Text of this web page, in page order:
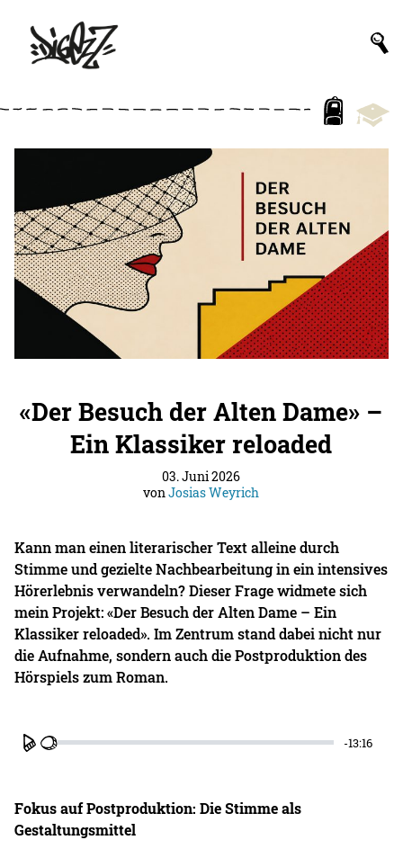
«Der Besuch der Alten Dame» –
Ein Klassiker reloaded
03. Juni 2026
vonJosias Weyrich
Kann man einen literarischer Text alleine durch
Stimme und gezielte Nachbearbeitung in ein intensives
Hörerlebnis verwandeln? Dieser Frage widmete sich
mein Projekt: «Der Besuch der Alten Dame – Ein
Klassiker reloaded». Im Zentrum stand dabei nicht nur
die Aufnahme, sondern auch die Postproduktion des
Hörspiels zum Roman.
Play
-13:16
Fokus auf Postproduktion: Die Stimme als
Gestaltungsmittel